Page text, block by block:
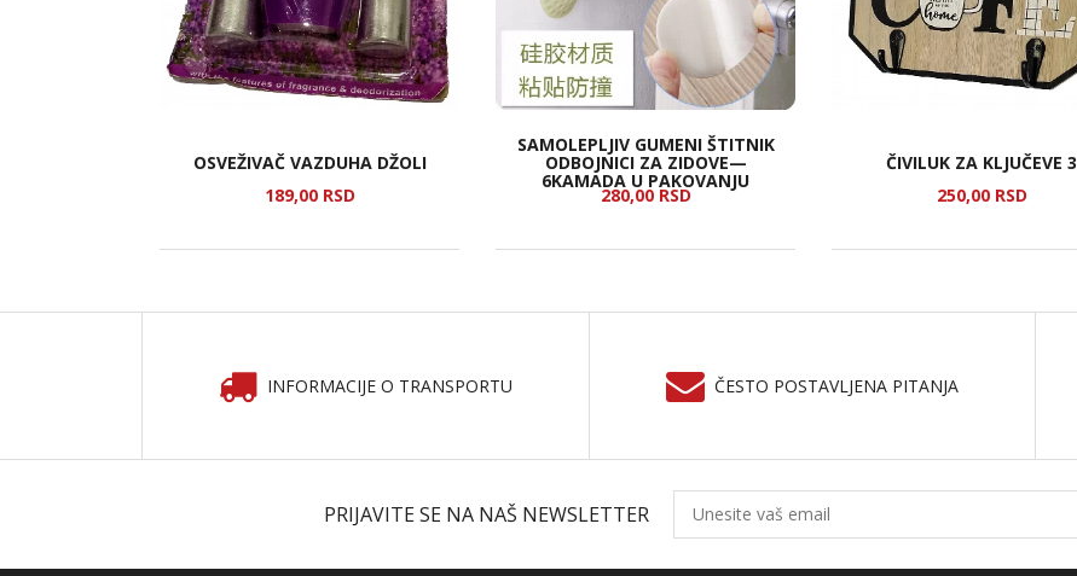
OSVEŽIVAČ VAZDUHA DŽOLI
189,00 RSD
SAMOLEPLJIV GUMENI ŠTITNIK
ODBOJNICI ZA ZIDOVE—
6KAMADA U PAKOVANJU
280,00 RSD
ČIVILUK ZA KLJUČEVE 3
250,00 RSD
INFORMACIJE O TRANSPORTU ČESTO POSTAVLJENA PITANJA
PRIJAVITE SE NA NAŠ NEWSLETTER